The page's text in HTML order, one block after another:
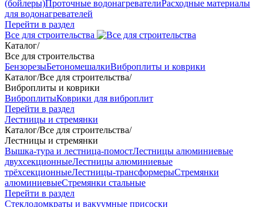
(бойлеры)Проточные водонагревателиРасходные материалы
для водонагревателей
Перейти в раздел
Все для строительства
Каталог/
Все для строительства
БензорезыБетономешалкиВиброплиты и коврики
Каталог/Все для строительства/
Виброплиты и коврики
ВиброплитыКоврики для виброплит
Перейти в раздел
Лестницы и стремянки
Каталог/Все для строительства/
Лестницы и стремянки
Вышка-тура и лестница-помостЛестницы алюминиевые
двухсекционныеЛестницы алюминиевые
трёхсекционныеЛестницы-трансформерыСтремянки
алюминиевыеСтремянки стальные
Перейти в раздел
Стеклодомкраты и вакуумные присоски